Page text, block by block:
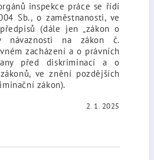
inspekce práce se řídí
Sb., o zaměstnanosti, ve
(dále jen „zákon o
v návaznosti na zákon č.
zacházení a o právních
před diskriminací a o
ve znění pozdějších
zákon).
2. 1. 2025